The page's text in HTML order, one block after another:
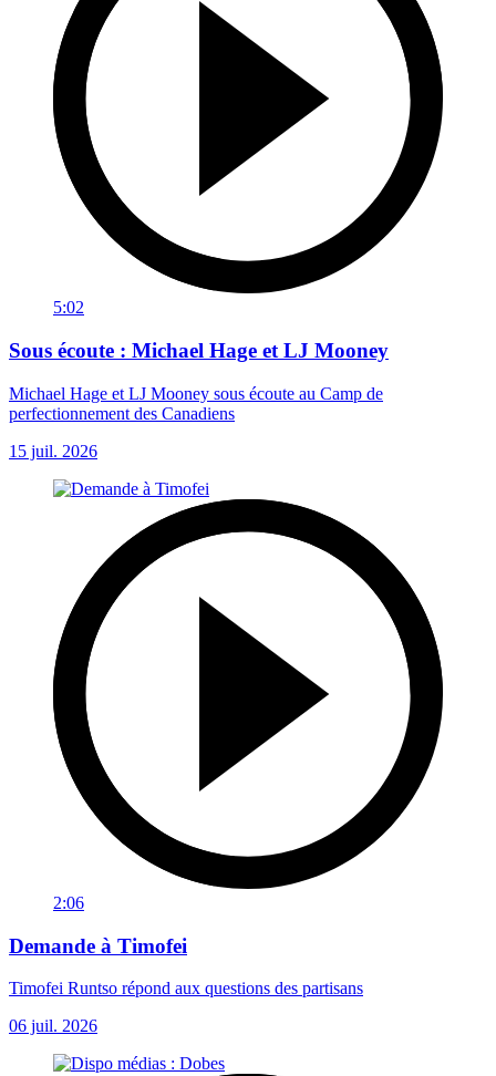
5:02
Sous écoute : Michael Hage et LJ Mooney
Michael Hage et LJ Mooney sous écoute au Camp de
perfectionnement des Canadiens
15 juil. 2026
2:06
Demande à Timofei
Timofei Runtso répond aux questions des partisans
06 juil. 2026